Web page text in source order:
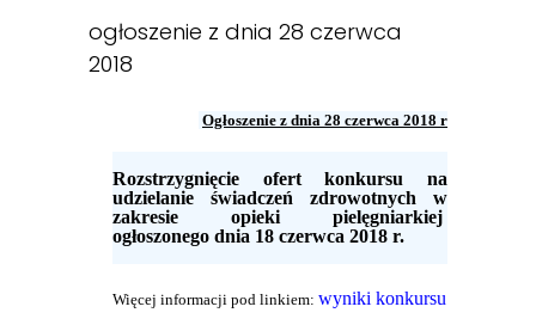
ogłoszenie z dnia 28 czerwca
2018
Ogłoszenie z dnia 28 czerwca 2018 r
Rozstrzygnięcie ofert konkursu na
udzielanie świadczeń zdrowotnych w
zakresie opieki pielęgniarkiej
ogłoszonego dnia 18 czerwca 2018 r.
Więcej informacji pod linkiem: wyniki konkursu